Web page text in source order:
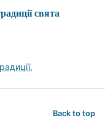
свята
Back to top